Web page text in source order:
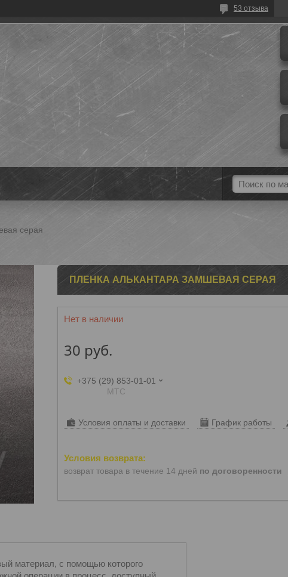
53 отзыва
серая
ПЛЕНКА АЛЬКАНТАРА ЗАМШЕВАЯ СЕРАЯ
Нет в наличии
30 руб.
+375 (29) 853-01-01
МТС
Условия оплаты и доставки График работы
возврат товара в течение 14 дней по договоренности
материал, с помощью которого